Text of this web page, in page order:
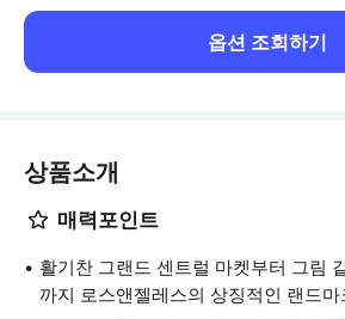
옵션 조회하기
상품소개
매력포인트
활기찬 그랜드 센트럴 마켓부터 그림
까지 로스앤젤레스의 상징적인 랜드